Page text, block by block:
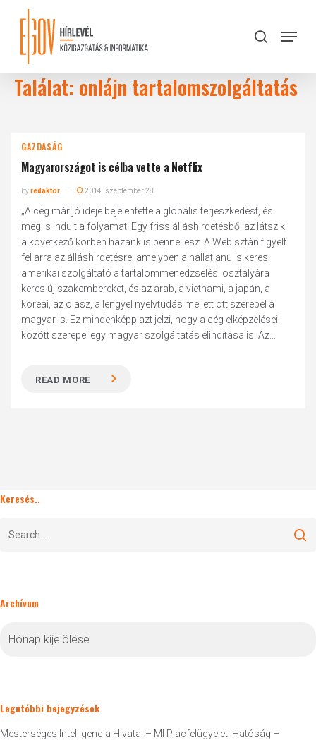
content
search
Menu
Találat: onlájn tartalomszolgáltatás
GAZDASÁG
Magyarországot is célba vette a Netflix
byredaktor 2014. szeptember 28.
„A cég már jó ideje bejelentette a globális terjeszkedést, és
meg is indult a folyamat. Egy friss álláshirdetésből az látszik,
a következő körben hazánk is benne lesz. A Webisztán figyelt
fel arra az álláshirdetésre, amelyben a hallatlanul sikeres
amerikai szolgáltató a tartalommenedzselési osztályára
keres új szakembereket, és az arab, a vietnami, a japán, a
koreai, az olasz, a lengyel nyelvtudás mellett ott szerepel a
magyar is. Ez mindenképp azt jelzi, hogy a cég elképzelései
között szerepel egy magyar szolgáltatás elindítása is. Az...
READ MORE
Keresés..
Archívum
Legutóbbi bejegyzések
Mesterséges Intelligencia Hivatal – MI Piacfelügyeleti Hatóság –
Close